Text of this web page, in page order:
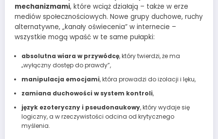
mechanizmami, które wciąż działają – także w erze
mediów społecznościowych. Nowe grupy duchowe, ruchy
alternatywne, „kanały oświecenia” w internecie –
wszystkie mogą wpaść w te same pułapki:
absolutna wiara w przywódcę, który twierdzi, że ma
„wyłączny dostęp do prawdy”,
manipulacja emocjami, która prowadzi do izolacji i lęku,
zamiana duchowości w system kontroli,
język ezoteryczny i pseudonaukowy, który wydaje się
logiczny, a w rzeczywistości odcina od krytycznego
myślenia.